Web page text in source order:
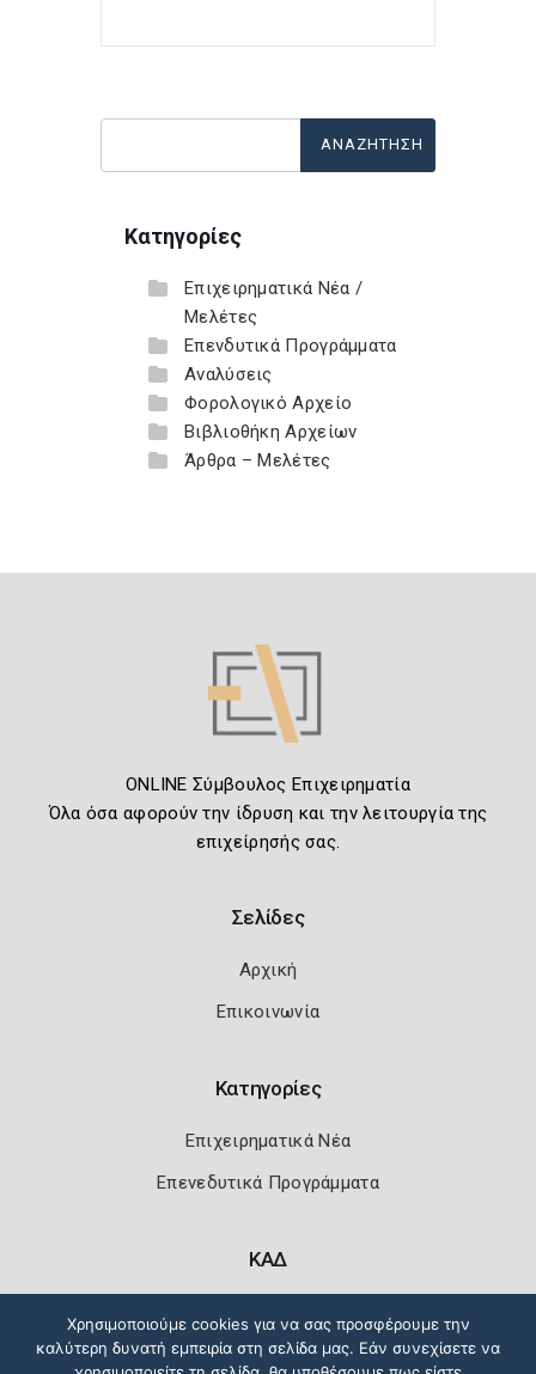
Κατηγορίες
Επιχειρηματικά Νέα /
Μελέτες
Επενδυτικά Προγράμματα
Αναλύσεις
Φορολογικό Αρχείο
Βιβλιοθήκη Αρχείων
Άρθρα – Μελέτες
ONLINE Σύμβουλος Επιχειρηματία
Όλα όσα αφορούν την ίδρυση και την λειτουργία της
επιχείρησής σας.
Σελίδες
Αρχική
Επικοινωνία
Κατηγορίες
Επιχειρηματικά Νέα
Επενεδυτικά Προγράμματα
ΚΑΔ
Χρησιμοποιούμε cookies για να σας προσφέρουμε την
καλύτερη δυνατή εμπειρία στη σελίδα μας. Εάν συνεχίσετε να